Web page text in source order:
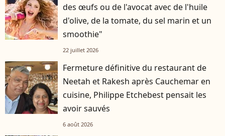
des œufs ou de l'avocat avec de l'huile
d'olive, de la tomate, du sel marin et un
smoothie"
22 juillet 2026
Fermeture définitive du restaurant de
Neetah et Rakesh après Cauchemar en
cuisine, Philippe Etchebest pensait les
avoir sauvés
6 août 2026